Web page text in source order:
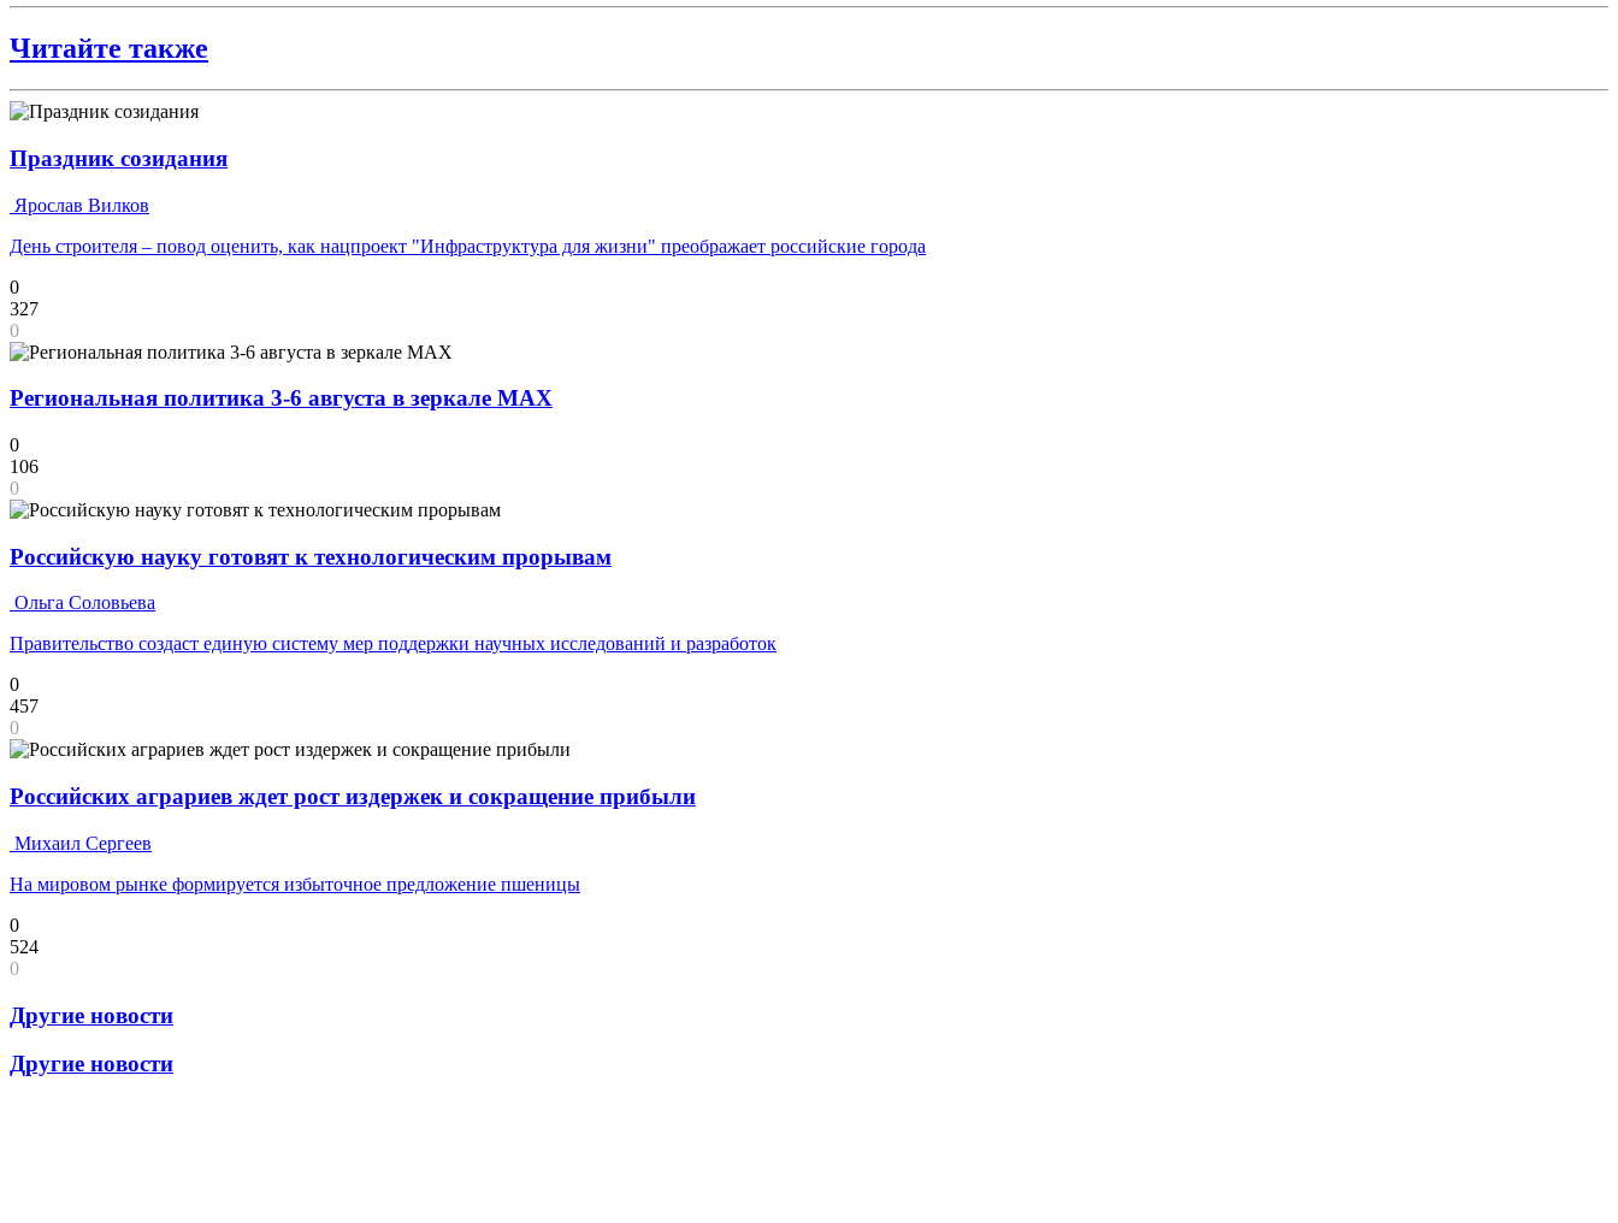
Читайте также
Праздник созидания
Ярослав Вилков
День строителя – повод оценить, как нацпроект "Инфраструктура для жизни" преображает российские города
0
327
0
Региональная политика 3-6 августа в зеркале MAX
0
106
0
Российскую науку готовят к технологическим прорывам
Ольга Соловьева
Правительство создаст единую систему мер поддержки научных исследований и разработок
0
457
0
Российских аграриев ждет рост издержек и сокращение прибыли
Михаил Сергеев
На мировом рынке формируется избыточное предложение пшеницы
0
524
0
Другие новости
Другие новости